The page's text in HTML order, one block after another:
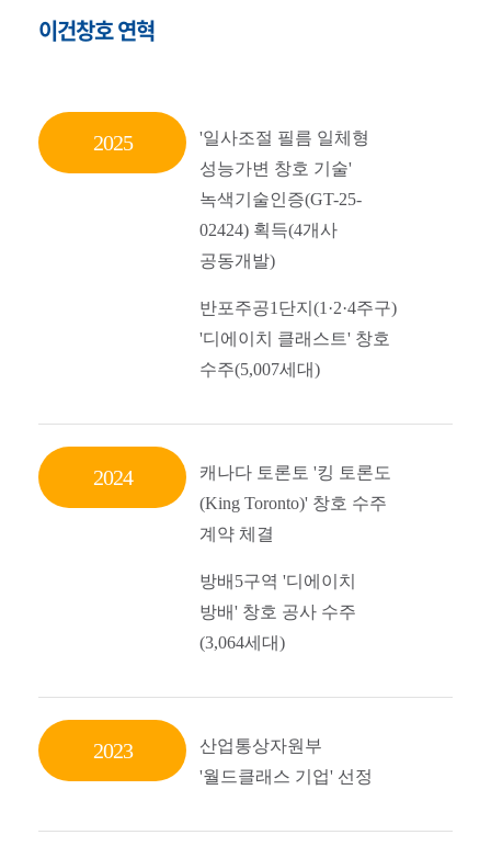
이건창호 연혁
2025
'일사조절 필름 일체형
성능가변 창호 기술'
녹색기술인증(GT-25-
02424) 획득(4개사
공동개발)
반포주공1단지(1·2·4주구)
'디에이치 클래스트' 창호
수주(5,007세대)
2024
캐나다 토론토 '킹 토론도
(King Toronto)' 창호 수주
계약 체결
방배5구역 '디에이치
방배' 창호 공사 수주
(3,064세대)
2023
산업통상자원부
'월드클래스 기업' 선정